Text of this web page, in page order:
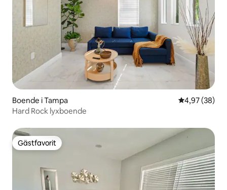
Boende i Tampa 4,97 av 5 i
4,97 (38)
Hard Rock lyxboende
Gästfavorit
Gästfavorit